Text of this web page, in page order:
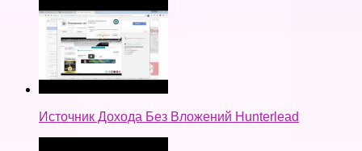
Источник Дохода Без Вложений Hunterlead